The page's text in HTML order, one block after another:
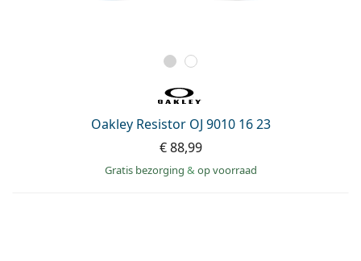
Oakley Resistor OJ 9010 16 23
€ 88,99
Gratis bezorging & op voorraad